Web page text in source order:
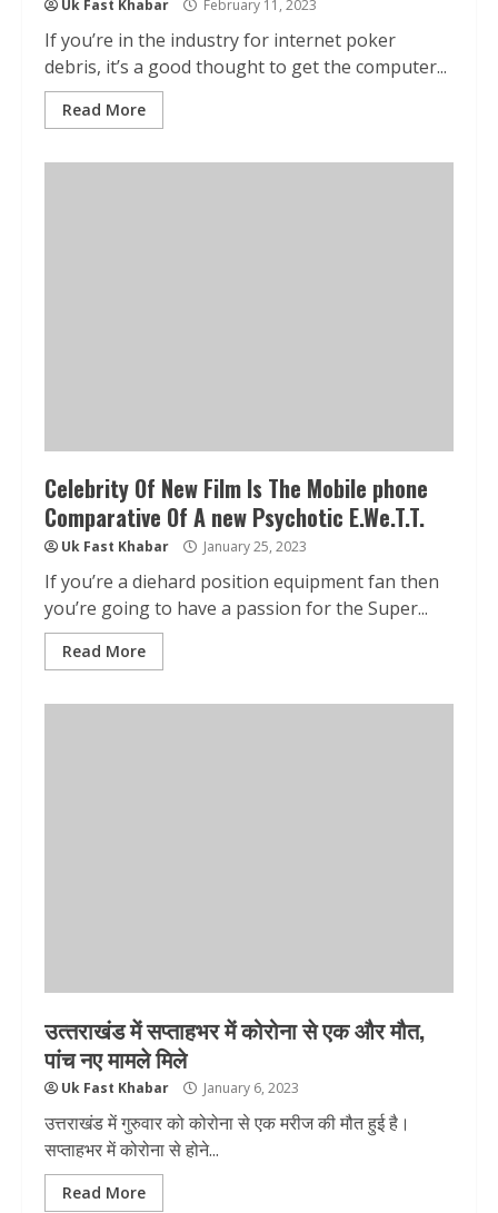
Uk Fast Khabar February 11, 2023
If you’re in the industry for internet poker
debris, it’s a good thought to get the computer...
Read More
Celebrity Of New Film Is The Mobile phone
Comparative Of A new Psychotic E.We.T.T.
Uk Fast Khabar January 25, 2023
If you’re a diehard position equipment fan then
you’re going to have a passion for the Super...
Read More
उत्‍तराखंड में सप्ताहभर में कोरोना से एक और मौत,
पांच नए मामले मिले
Uk Fast Khabar January 6, 2023
उत्तराखंड में गुरुवार को कोरोना से एक मरीज की मौत हुई है।
सप्ताहभर में कोरोना से होने...
Read More